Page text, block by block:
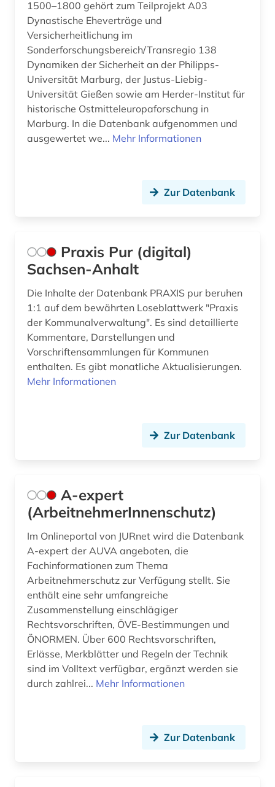
arabistik (2)
arbeiterbewegung (1)
arbeitgeberverband (1)
arbeitnehmerschutz (2)
arbeitnehmervertretung (1)
arbeitsbedingungen und -politik (1)
arbeitsförderung (1)
arbeitsgericht (1)
arbeitshilfen (1)
arbeitsmarktforschung (1)
arbeitsmedizin (1)
arbeitsrecht (67)
arbeitsstätten (1)
arbeitsstättenverordnung (1)
arbeitszeugis (1)
arbeitszeugnis (1)
arbitration (1)
architektur (1)
archivbestand (1)
Hamburg (4)
Hessen (12)
Irland (5)
Israel (1)
Italien (4)
Japan (1)
Liechtenstein (3)
Luxemburg (1)
Malta (1)
Mecklenburg-Vorpommern (2)
Mittelamerika (4)
Moldawien (2)
Norwegen (4)
Osmanisches Reich (1)
Ostasien (4)
Osteuropa (3)
Polen (2)
Portugal (4)
Rheinland-Pfalz (5)
1500–1800 gehört zum Teilprojekt A03
Dynastische Eheverträge und
Versicherheitlichung im
Sonderforschungsbereich/Transregio 138
Dynamiken der Sicherheit an der Philipps-
Universität Marburg, der Justus-Liebig-
Universität Gießen sowie am Herder-Institut für
historische Ostmitteleuropaforschung in
Marburg. In die Datenbank aufgenommen und
ausgewertet we... Mehr Informationen
Zur Datenbank
Praxis Pur (digital)
Sachsen-Anhalt
Die Inhalte der Datenbank PRAXIS pur beruhen
1:1 auf dem bewährten Loseblattwerk "Praxis
der Kommunalverwaltung". Es sind detaillierte
Kommentare, Darstellungen und
Vorschriftensammlungen für Kommunen
enthalten. Es gibt monatliche Aktualisierungen.
Mehr Informationen
Zur Datenbank
A-expert
(ArbeitnehmerInnenschutz)
Im Onlineportal von JURnet wird die Datenbank
A-expert der AUVA angeboten, die
Fachinformationen zum Thema
Arbeitnehmerschutz zur Verfügung stellt. Sie
enthält eine sehr umfangreiche
Zusammenstellung einschlägiger
Rechtsvorschriften, ÖVE-Bestimmungen und
ÖNORMEN. Über 600 Rechtsvorschriften,
Erlässe, Merkblätter und Regeln der Technik
sind im Volltext verfügbar, ergänzt werden sie
durch zahlrei... Mehr Informationen
Zur Datenbank